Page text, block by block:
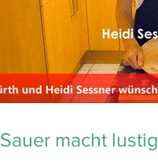
Sauer macht lustig